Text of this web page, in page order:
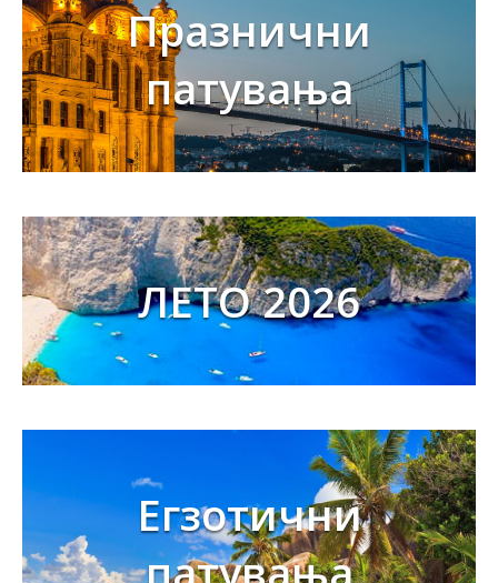
Празнични
патувања
ЛЕТО 2026
Егзотични